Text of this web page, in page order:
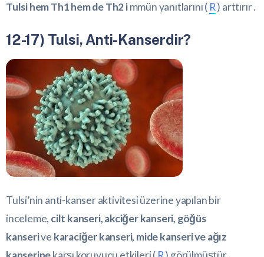
Tulsi hem Th1 hem de Th2 immün yanıtlarını ( R) arttırır .
12-17) Tulsi, Anti-Kanserdir?
Tulsi’nin anti-kanser aktivitesi üzerine yapılan bir
inceleme, cilt kanseri, akciğer kanseri, göğüs
kanserive karaciğer kanseri, mide kanseri ve ağız